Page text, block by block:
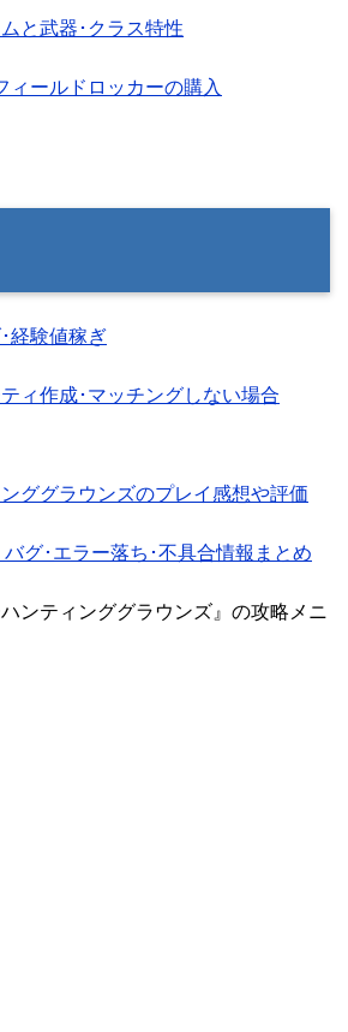
と武器･クラス特性
ィールドロッカーの購入
経験値稼ぎ
ィ作成･マッチングしない場合
ググラウンズのプレイ感想や評価
バグ･エラー落ち･不具合情報まとめ
ンティンググラウンズ』の攻略メニ